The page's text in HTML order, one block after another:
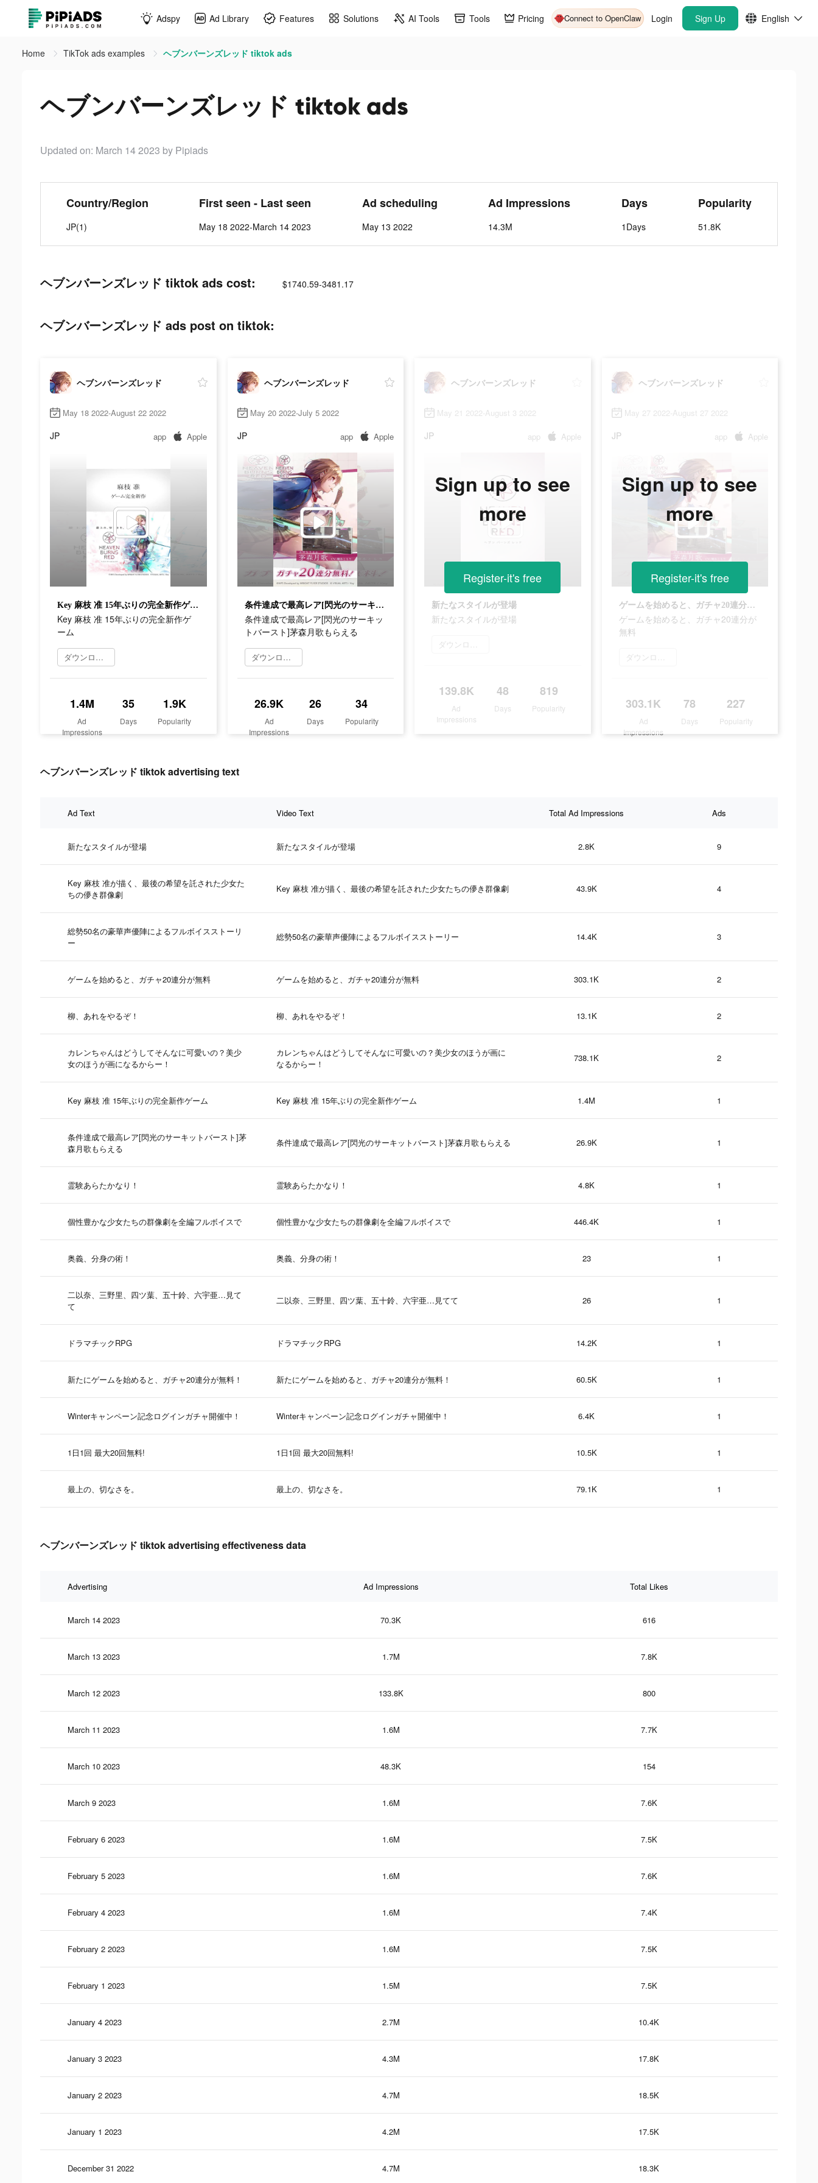
Adspy Ad Library Features Solutions AI Tools Tools Pricing Connect to OpenClaw Login Sign Up English
Home TikTok ads examples ヘブンバーンズレッド tiktok ads
ヘブンバーンズレッド tiktok ads
Updated on: March 14 2023 by Pipiads
Country/Region
JP(1)
First seen - Last seen
May 18 2022-March 14 2023
Ad scheduling
May 13 2022
Ad Impressions
14.3M
Days
1Days
Popularity
51.8K
ヘブンバーンズレッド tiktok ads cost: $1740.59-3481.17
ヘブンバーンズレッド ads post on tiktok:
ヘブンバーンズレッド
May 18 2022-August 22 2022
JP app Apple
Key 麻枝 准 15年ぶりの完全新作ゲーム
Key 麻枝 准 15年ぶりの完全新作ゲ
ーム
ダウンロード
1.4M
Ad
Impressions
35
Days
1.9K
Popularity
ヘブンバーンズレッド
May 20 2022-July 5 2022
JP app Apple
条件達成で最高レア[閃光のサーキットバースト]茅森月歌もらえる
条件達成で最高レア[閃光のサーキッ
トバースト]茅森月歌もらえる
ダウンロード
26.9K
Ad
Impressions
26
Days
34
Popularity
ヘブンバーンズレッド
May 21 2022-August 3 2022
JP app Apple
新たなスタイルが登場
新たなスタイルが登場
ダウンロード
139.8K
Ad
Impressions
48
Days
819
Popularity
Sign up to see
more
Register-it's free
ヘブンバーンズレッド
May 27 2022-August 27 2022
JP app Apple
ゲームを始めると、ガチャ20連分が無料
ゲームを始めると、ガチャ20連分が
無料
ダウンロード
303.1K
Ad
Impressions
78
Days
227
Popularity
Sign up to see
more
Register-it's free
ヘブンバーンズレッド tiktok advertising text
Ad Text Video Text Total Ad Impressions Ads
新たなスタイルが登場 新たなスタイルが登場 2.8K 9
Key 麻枝 准が描く、最後の希望を託された少女た
ちの儚き群像劇
Key 麻枝 准が描く、最後の希望を託された少女たちの儚き群像劇 43.9K 4
総勢50名の豪華声優陣によるフルボイスストーリ
ー
総勢50名の豪華声優陣によるフルボイスストーリー 14.4K 3
ゲームを始めると、ガチャ20連分が無料 ゲームを始めると、ガチャ20連分が無料 303.1K 2
柳、あれをやるぞ！ 柳、あれをやるぞ！ 13.1K 2
カレンちゃんはどうしてそんなに可愛いの？美少
女のほうが画になるからー！
カレンちゃんはどうしてそんなに可愛いの？美少女のほうが画に
なるからー！
738.1K 2
Key 麻枝 准 15年ぶりの完全新作ゲーム Key 麻枝 准 15年ぶりの完全新作ゲーム 1.4M 1
条件達成で最高レア[閃光のサーキットバースト]茅
森月歌もらえる
条件達成で最高レア[閃光のサーキットバースト]茅森月歌もらえる 26.9K 1
霊験あらたかなり！ 霊験あらたかなり！ 4.8K 1
個性豊かな少女たちの群像劇を全編フルボイスで 個性豊かな少女たちの群像劇を全編フルボイスで 446.4K 1
奥義、分身の術！ 奥義、分身の術！ 23 1
二以奈、三野里、四ツ葉、五十鈴、六宇亜…見て
て
二以奈、三野里、四ツ葉、五十鈴、六宇亜…見てて 26 1
ドラマチックRPG ドラマチックRPG 14.2K 1
新たにゲームを始めると、ガチャ20連分が無料！ 新たにゲームを始めると、ガチャ20連分が無料！ 60.5K 1
Winterキャンペーン記念ログインガチャ開催中！ Winterキャンペーン記念ログインガチャ開催中！ 6.4K 1
1日1回 最大20回無料! 1日1回 最大20回無料! 10.5K 1
最上の、切なさを。 最上の、切なさを。 79.1K 1
ヘブンバーンズレッド tiktok advertising effectiveness data
Advertising Ad Impressions Total Likes
March 14 2023 70.3K 616
March 13 2023 1.7M 7.8K
March 12 2023 133.8K 800
March 11 2023 1.6M 7.7K
March 10 2023 48.3K 154
March 9 2023 1.6M 7.6K
February 6 2023 1.6M 7.5K
February 5 2023 1.6M 7.6K
February 4 2023 1.6M 7.4K
February 2 2023 1.6M 7.5K
February 1 2023 1.5M 7.5K
January 4 2023 2.7M 10.4K
January 3 2023 4.3M 17.8K
January 2 2023 4.7M 18.5K
January 1 2023 4.2M 17.5K
December 31 2022 4.7M 18.3K